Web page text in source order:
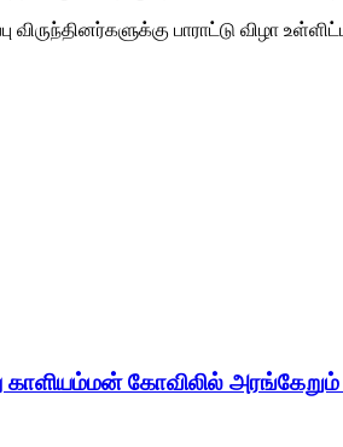
பாராட்டு விழா
காளியம்மன் கோவிலில்